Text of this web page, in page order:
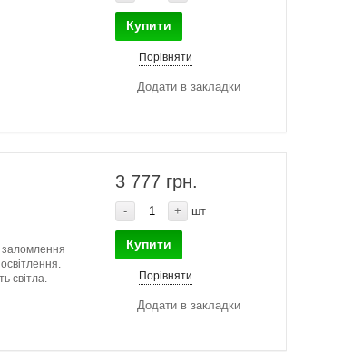
Купити
Порівняти
Додати в закладки
заломлення
світла.
3 777 грн.
- + шт
Купити
Порівняти
Додати в закладки